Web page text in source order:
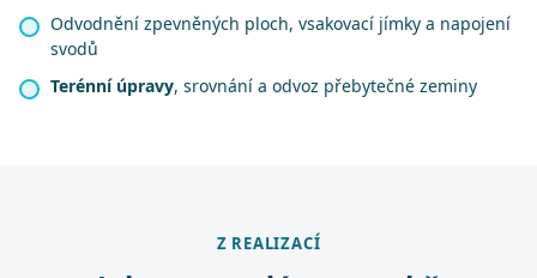
Odvodnění zpevněných ploch, vsakovací jímky a napojení
svodů
Terénní úpravy, srovnání a odvoz přebytečné zeminy
Z REALIZACÍ